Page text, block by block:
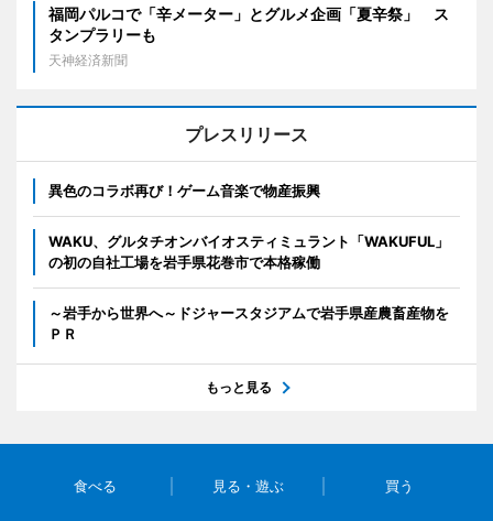
福岡パルコで「辛メーター」とグルメ企画「夏辛祭」 ス
タンプラリーも
天神経済新聞
プレスリリース
異色のコラボ再び！ゲーム音楽で物産振興
WAKU、グルタチオンバイオスティミュラント「WAKUFUL」
の初の自社工場を岩手県花巻市で本格稼働
～岩手から世界へ～ドジャースタジアムで岩手県産農畜産物を
ＰＲ
もっと見る
食べる 見る・遊ぶ 買う